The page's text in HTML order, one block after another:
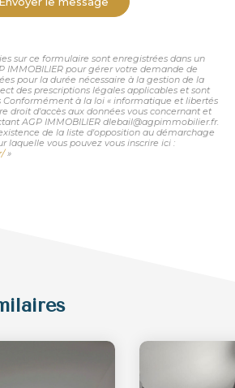
sur ce formulaire sont enregistrées dans un
IMMOBILIER pour gérer votre demande de
pour la durée nécessaire à la gestion de la
des prescriptions légales applicables et sont
Conformément à la loi « informatique et libertés
droit d'accès aux données vous concernant et
AGP IMMOBILIER dlebail@agpimmobilier.fr.
de la liste d'opposition au démarchage
laquelle vous pouvez vous inscrire ici :
»